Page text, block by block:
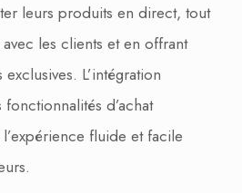
leurs produits en direct, tout
les clients et en offrant
L’intégration
d’achat
fluide et facile